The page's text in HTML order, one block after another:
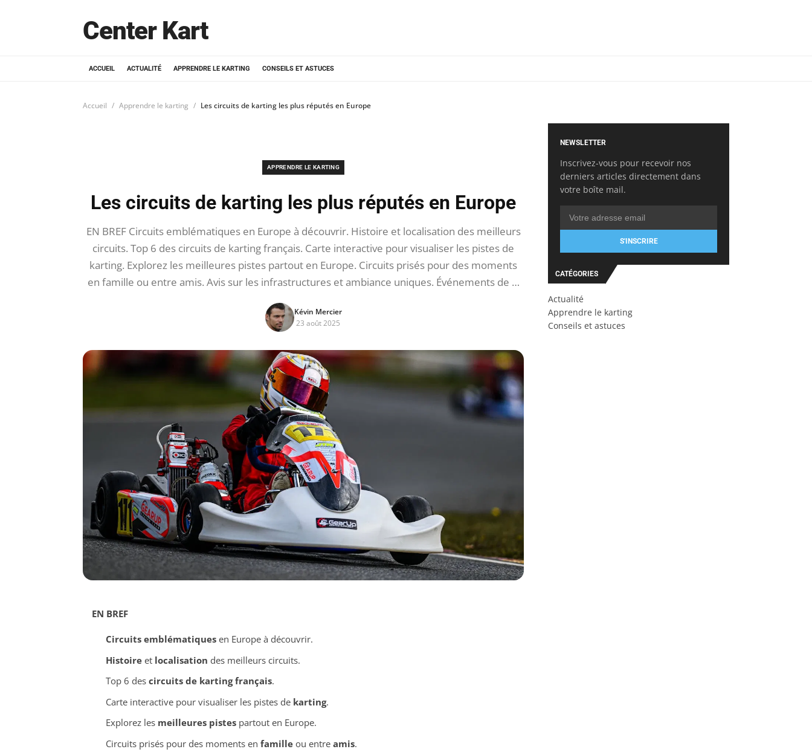
Center Kart
ACCUEIL ACTUALITÉ APPRENDRE LE KARTING CONSEILS ET ASTUCES
Accueil Apprendre le karting Les circuits de karting les plus réputés en Europe
APPRENDRE LE KARTING
Les circuits de karting les plus réputés en Europe
EN BREF Circuits emblématiques en Europe à découvrir. Histoire et localisation des meilleurs
circuits. Top 6 des circuits de karting français. Carte interactive pour visualiser les pistes de
karting. Explorez les meilleures pistes partout en Europe. Circuits prisés pour des moments
en famille ou entre amis. Avis sur les infrastructures et ambiance uniques. Événements de …
Kévin Mercier
23 août 2025
EN BREF
Circuits emblématiquesen Europe à découvrir.
Histoireet localisation des meilleurs circuits.
Top 6 des circuits de karting français.
Carte interactive pour visualiser les pistes de karting.
Explorez les meilleures pistespartout en Europe.
Circuits prisés pour des moments en familleou entre amis.
NEWSLETTER
Inscrivez-vous pour recevoir nos
derniers articles directement dans
votre boîte mail.
S'INSCRIRE
CATÉGORIES
Actualité
Apprendre le karting
Conseils et astuces